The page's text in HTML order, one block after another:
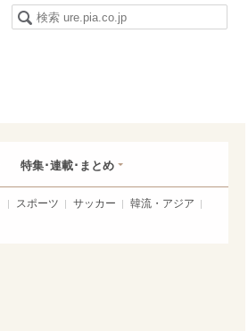
特集･連載･まとめ
スポーツ サッカー
韓流・アジア